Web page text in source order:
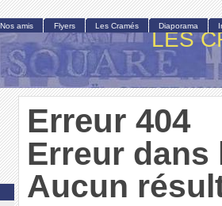
LES
Erreur 404
Erreur dans
Aucun
Nos amis Flyers Les Cramés Diaporama